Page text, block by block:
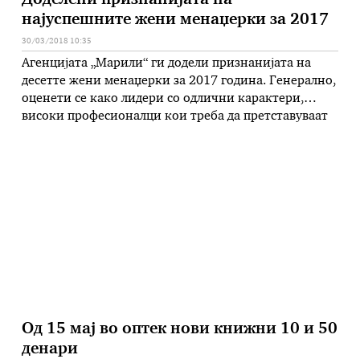
најуспешните жени менаџерки за 2017
30/03/2018 10:35
Агенцијата „Марили“ ги додели признанијата на
десетте жени менаџерки за 2017 година. Генерално,
оценети се како лидери со одлични карактери,
високи професионалци кои треба да претставуваат
Од 15 мај во оптек нови книжни 10 и 50
денари